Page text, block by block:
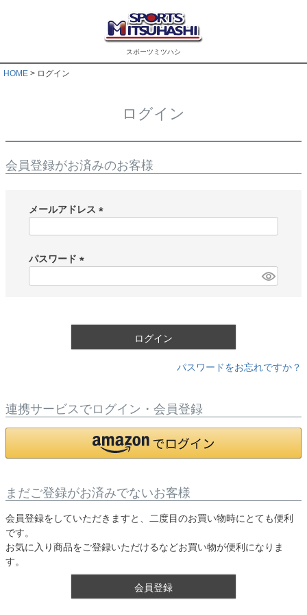
スポーツミツハシ
HOME ログイン
ログイン
会員登録がお済みのお客様
メールアドレス
)
パスワード
ログイン
パスワードをお忘れですか？
連携サービスでログイン・会員登録
まだご登録がお済みでないお客様
会員登録をしていただきますと、二度目のお買い物時にとても便利
です。
お気に入り商品をご登録いただけるなどお買い物が便利になりま
す。
会員登録